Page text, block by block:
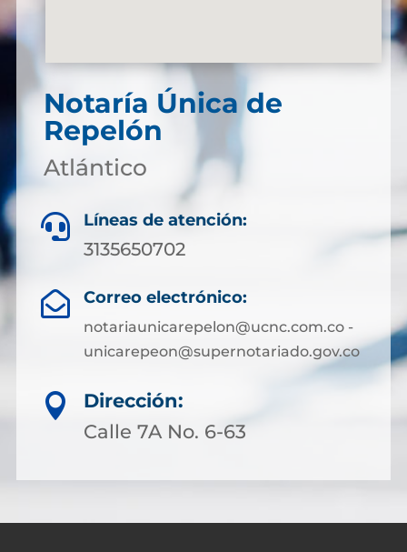
Notaría Única de
Repelón
Atlántico
 Líneas de atención:
3135650702
 Correo electrónico:
notariaunicarepelon@ucnc.com.co -
unicarepeon@supernotariado.gov.co

Dirección:
Calle 7A No. 6-63